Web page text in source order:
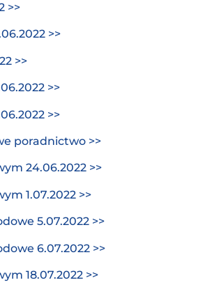
>>
>>
>>
>>
>>
poradnictwo >>
24.06.2022 >>
1.07.2022 >>
5.07.2022 >>
6.07.2022 >>
18.07.2022 >>